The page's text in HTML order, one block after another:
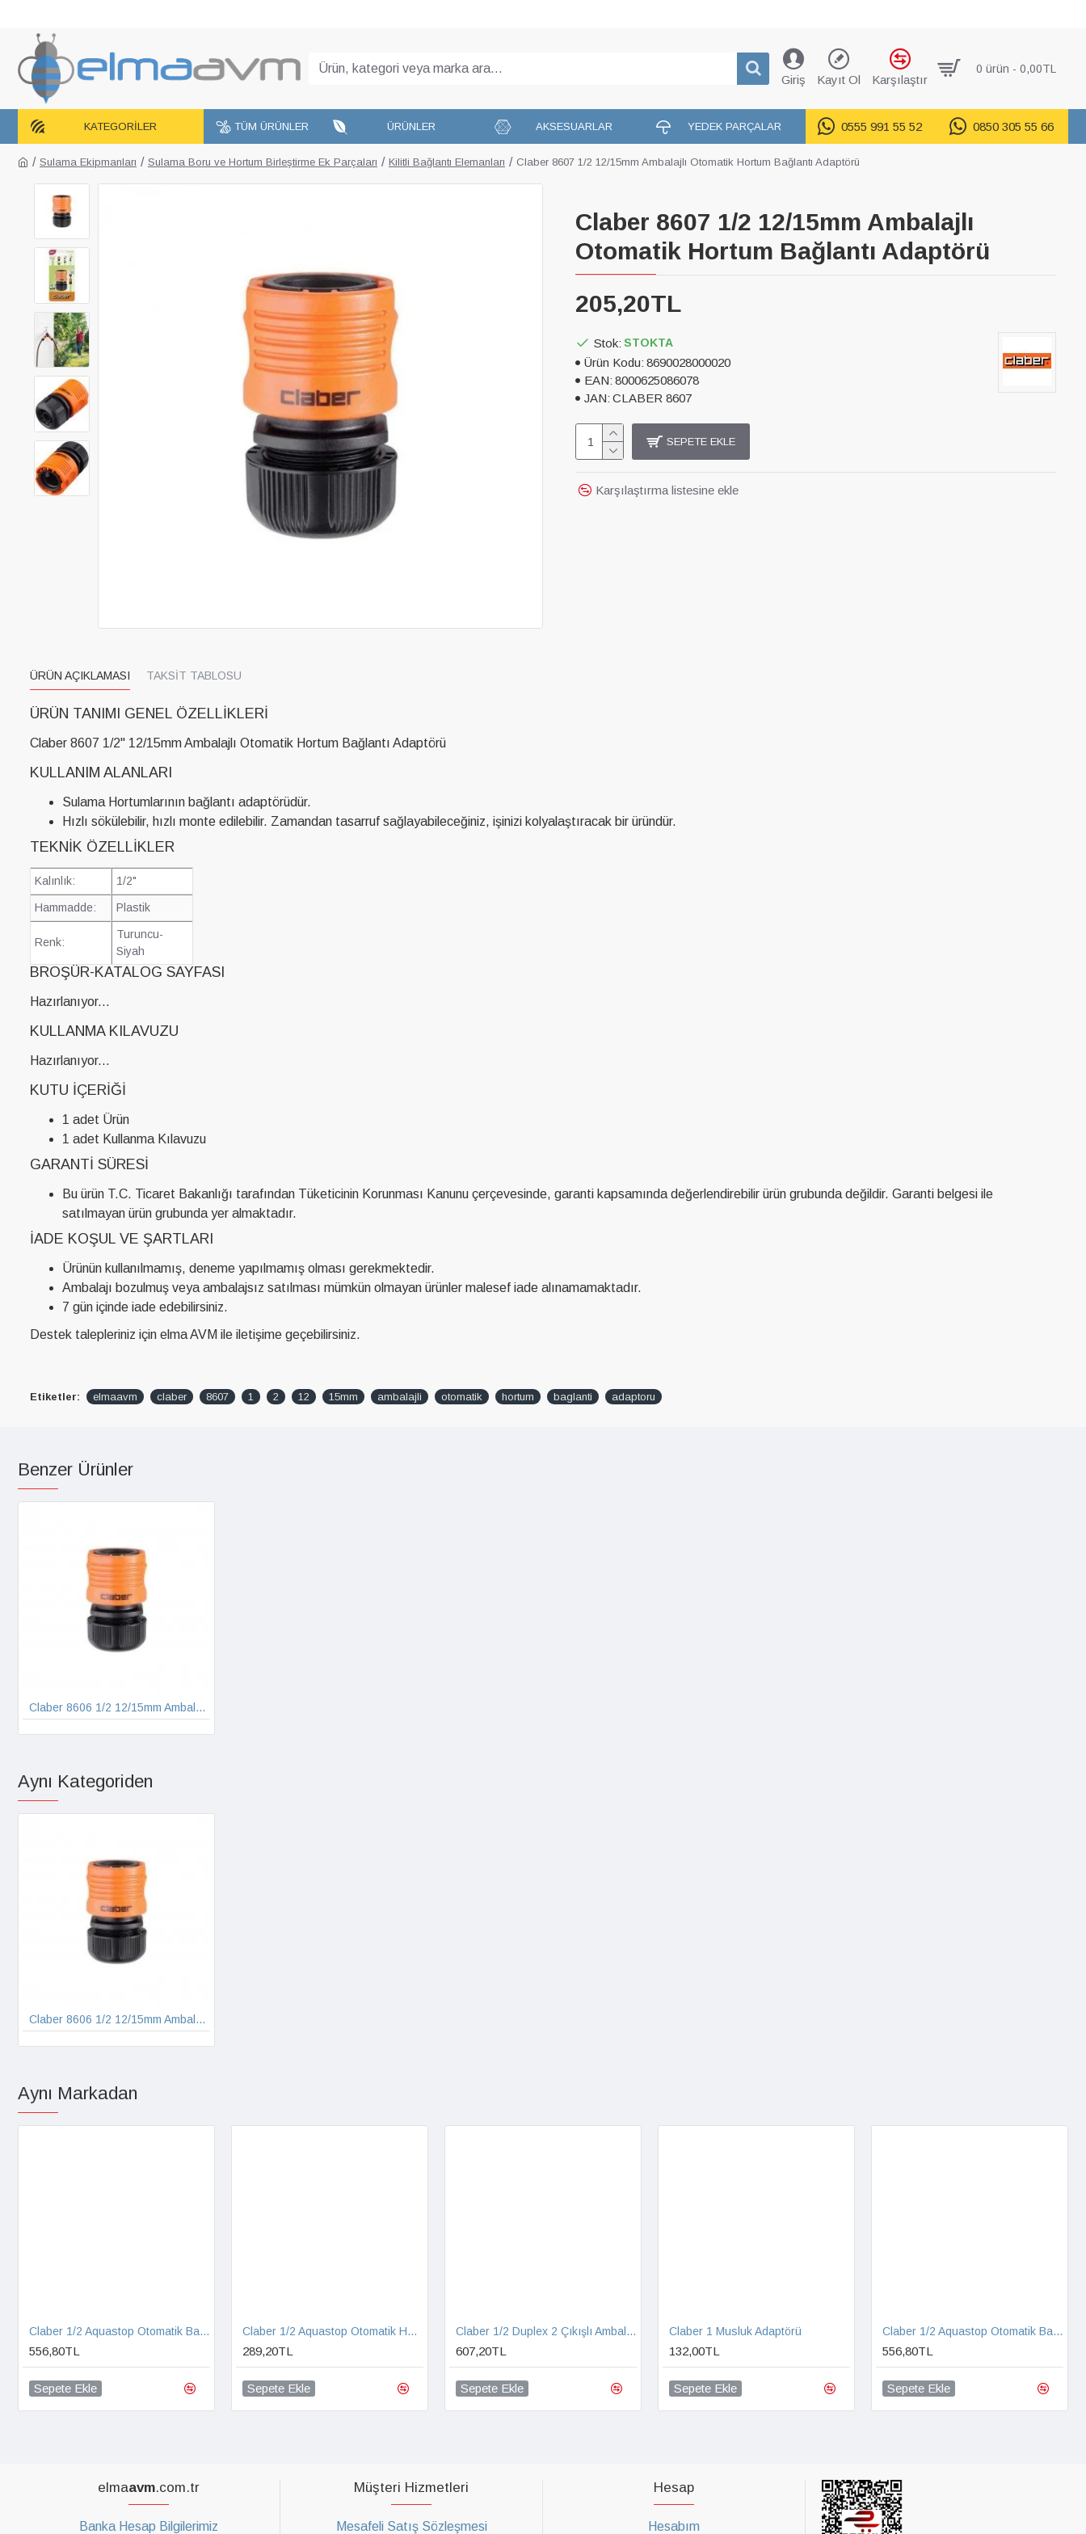
Giriş Kayıt Ol Karşılaştır
0 ürün - 0,00TL
KATEGORILER TÜM ÜRÜNLER ÜRÜNLER AKSESUARLAR YEDEK PARÇALAR 0555 991 55 52 0850 305 55 66
Sulama Ekipmanları Sulama Boru ve Hortum Birleştirme Ek Parçaları Kilitli Bağlantı Elemanları Claber 8607 1/2 12/15mm Ambalajlı Otomatik Hortum Bağlantı Adaptörü
Claber 8607 1/2 12/15mm Ambalajlı
Otomatik Hortum Bağlantı Adaptörü
Stok: STOKTA
Ürün Kodu: 8690028000020
EAN: 8000625086078
JAN: CLABER 8607
205,20TL
SEPETE EKLE
Karşılaştırma listesine ekle
ÜRÜN AÇIKLAMASI TAKSIT TABLOSU
ÜRÜN TANIMI GENEL ÖZELLIKLERI
Claber 8607 1/2" 12/15mm Ambalajlı Otomatik Hortum Bağlantı Adaptörü
KULLANIM ALANLARI
Sulama Hortumlarının bağlantı adaptörüdür.
Hızlı sökülebilir, hızlı monte edilebilir. Zamandan tasarruf sağlayabileceğiniz, işinizi kolyalaştıracak bir üründür.
TEKNIK ÖZELLIKLER
Kalınlık: 1/2"
Hammadde: Plastik
Renk:
Turuncu-
Siyah
BROŞÜR-KATALOG SAYFASI
Hazırlanıyor...
KULLANMA KILAVUZU
Hazırlanıyor...
KUTU İÇERIĞI
1 adet Ürün
1 adet Kullanma Kılavuzu
GARANTI SÜRESI
Bu ürün T.C. Ticaret Bakanlığı tarafından Tüketicinin Korunması Kanunu çerçevesinde, garanti kapsamında değerlendirebilir ürün grubunda değildir. Garanti belgesi ile
satılmayan ürün grubunda yer almaktadır.
İADE KOŞUL VE ŞARTLARI
Ürünün kullanılmamış, deneme yapılmamış olması gerekmektedir.
Ambalajı bozulmuş veya ambalajsız satılması mümkün olmayan ürünler malesef iade alınamamaktadır.
7 gün içinde iade edebilirsiniz.
Destek talepleriniz için elma AVM ile iletişime geçebilirsiniz.
Etiketler: elmaavm claber 8607 1 2 12 15mm ambalajli otomatik hortum baglanti adaptoru
Benzer Ürünler
Claber 8606 1/2 12/15mm Ambalajsız Otomatik Hortum Bağlantı Adaptörü
Aynı Kategoriden
Claber 8606 1/2 12/15mm Ambalajsız Otomatik Hortum Bağlantı Adaptörü
Aynı Markadan
Claber 1/2 Aquastop Otomatik Bağlantı ve Jet Sprey Başlık
556,80TL
Sepete Ekle
Claber 1/2 Aquastop Otomatik Hortum Bağlantısı
289,20TL
Sepete Ekle
Claber 1/2 Duplex 2 Çıkışlı Ambalajsız Musluk Adaptörü
607,20TL
Sepete Ekle
Claber 1 Musluk Adaptörü
132,00TL
Sepete Ekle
Claber 1/2 Aquastop Otomatik Bağlantı ve Jet Sprey Başlık
556,80TL
Sepete Ekle
elmaavm.com.tr
Banka Hesap Bilgilerimiz
Müşteri Hizmetleri
Mesafeli Satış Sözleşmesi
Hesap
Hesabım